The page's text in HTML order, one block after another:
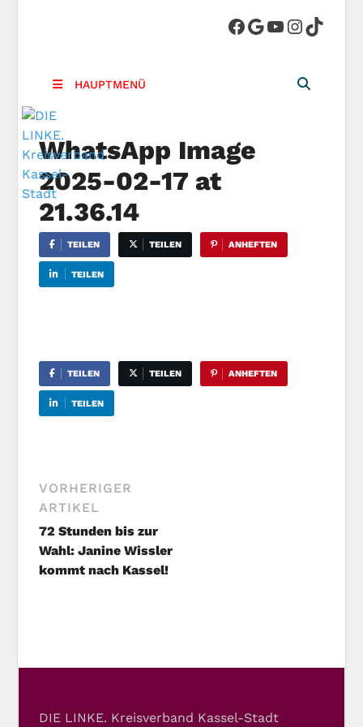
Kreisverband
Kassel-Stadt
HAUPTMENÜ
WhatsApp Image
2025-02-17 at
21.36.14
TEILEN TEILEN ANHEFTEN
TEILEN
TEILEN TEILEN ANHEFTEN
TEILEN
VORHERIGER
ARTIKEL
72 Stunden bis zur
Wahl: Janine Wissler
kommt nach Kassel!
DIE LINKE. Kreisverband Kassel-Stadt